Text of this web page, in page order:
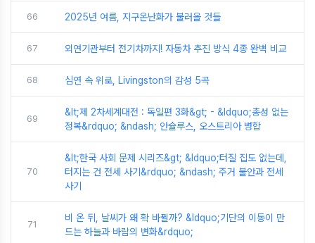
66 2025년 여름, 지구온난화가 불러올 것들
67 외연기관부터 전기차까지! 자동차 추진 방식 4종 완벽 비교
68 심연 속 위로, Livingston의 감성 5곡
69
&lt;제 2차세계대전 : 독일편 3화&gt; - &ldquo;총성 없는
정복&rdquo; &ndash; 안슐루스, 오스트리아 병합
70
&lt;한국 사회 문제 시리즈&gt; &ldquo;터질 집도 없는데,
터지는 건 전세 사기&rdquo; &ndash; 주거 불안과 전세
사기
71
비 온 뒤, 날씨가 왜 확 바뀔까? &ldquo;기단의 이동이 만
드는 하늘과 바람의 변화&rdquo;